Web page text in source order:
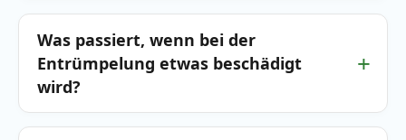
Was passiert, wenn bei der
Entrümpelung etwas beschädigt
wird?